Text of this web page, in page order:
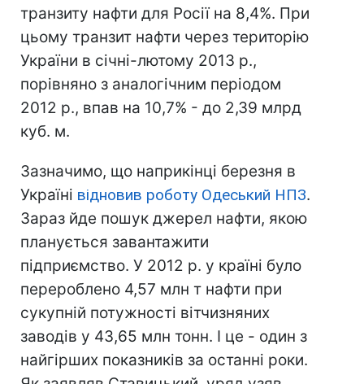
транзиту нафти для Росії на 8,4%. При
цьому транзит нафти через територію
України в січні-лютому 2013 р.,
порівняно з аналогічним періодом
2012 р., впав на 10,7% - до 2,39 млрд
куб. м.
Зазначимо, що наприкінці березня в
Україні відновив роботу Одеський НПЗ.
Зараз йде пошук джерел нафти, якою
планується завантажити
підприємство. У 2012 р. у країні було
перероблено 4,57 млн т нафти при
сукупній потужності вітчизняних
заводів у 43,65 млн тонн. І це - один з
найгірших показників за останні роки.